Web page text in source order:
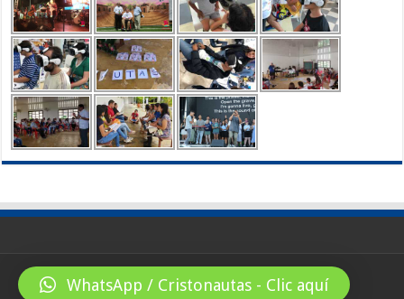
WhatsApp / Cristonautas - Clic aquí